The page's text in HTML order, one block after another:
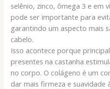
selênio, zinco, ômega 3 e em
pode ser importante para
garantindo um aspecto mais
cabelo.
Isso acontece porque
presentes na castanha
no corpo. O colágeno é um
dar mais firmeza e